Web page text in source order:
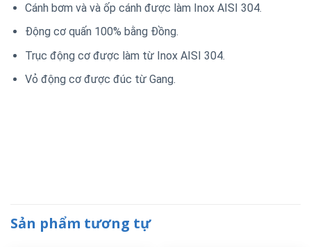
Cánh bơm và và ốp cánh được làm Inox AISI 304.
Động cơ quấn 100% bằng Đồng.
Trục động cơ được làm từ Inox AISI 304.
Vỏ động cơ được đúc từ Gang.
Sản phẩm tương tự